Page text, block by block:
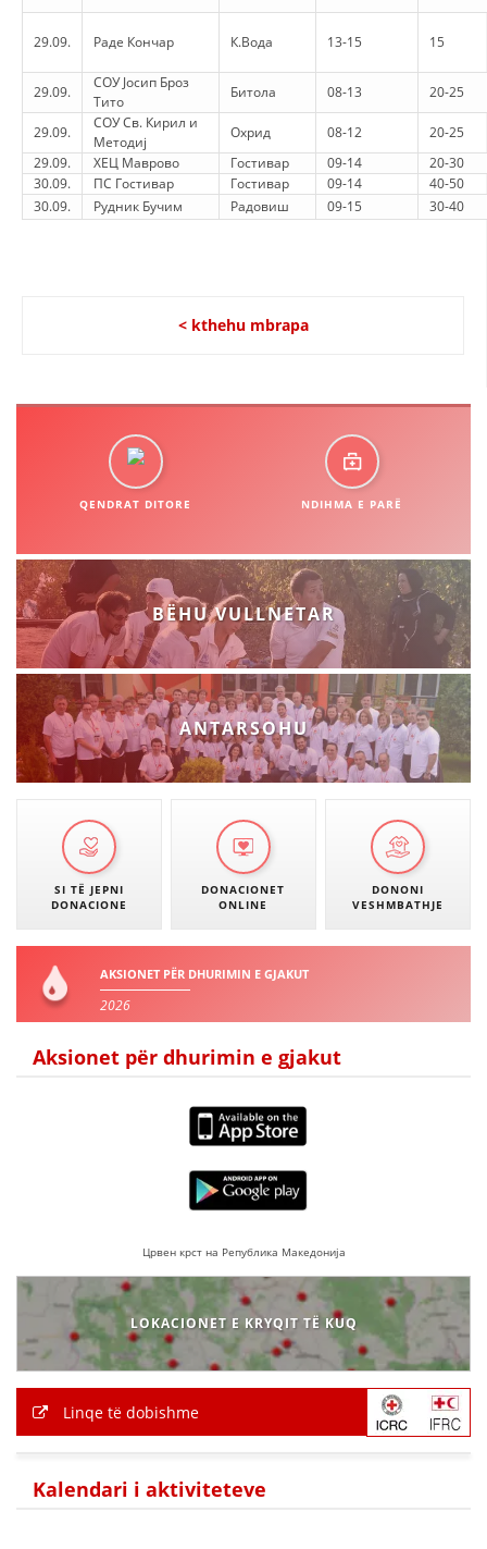
29.09. Раде Кончар К.Вода 13-15 15
29.09.
СОУ Јосип Броз
Тито
Битола 08-13 20-25
29.09.
СОУ Св. Кирил и
Методиј
Охрид 08-12
20-25
29.09.
ХЕЦ Маврово Гостивар 09-14
20-30
30.09.
ПС Гостивар Гостивар 09-14
40-50
30.09.
Рудник Бучим Радовиш 09-15 30-40
< kthehu mbrapa
QENDRAT DITORE NDIHMA E PARË
BËHU VULLNETAR
ANTARSOHU
SI TË JEPNI
DONACIONE
DONACIONET
ONLINE
DONONI
VESHMBATHJE
AKSIONET PËR DHURIMIN E GJAKUT
2026
Aksionet për dhurimin e gjakut
Црвен крст на Република Македонија
LOKACIONET E KRYQIT TË KUQ
Linqe të dobishme
Kalendari i aktiviteteve